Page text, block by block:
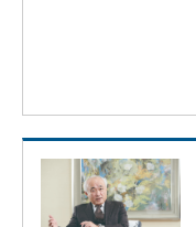
社
概
要
ロー